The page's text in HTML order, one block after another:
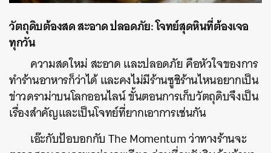
วัตถุดิบต้องสด สะอาด ปลอดภัย: โจทย์สุดหินที่ต้องเจอ
ทุกวัน
ความสดใหม่ สะอาด และปลอดภัย คือหัวใจของการ
ทำร้านอาหารก็ว่าได้ และคงไม่มีร้านซูชิร้านไหนอยากเป็น
ข่าวดราม่าบนโลกออนไลน์ ขั้นตอนการเก็บวัตถุดิบจึงเป็น
เรื่องสำคัญและเป็นโจทย์ที่ยากเอาการเช่นกัน
เอ๊ะกับป้อบอกกับ The Momentum ว่าทางร้านจะ